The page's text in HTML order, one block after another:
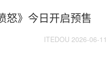
怒》今日开启预售
ITEDOU 2026-06-11